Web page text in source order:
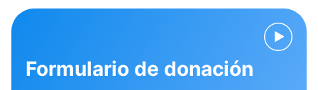
Formulario de donación